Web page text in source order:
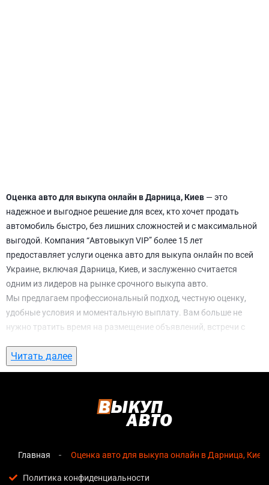
Оценка авто для выкупа онлайн в Дарница, Киев — это
надежное и выгодное решение для всех, кто хочет продать
автомобиль быстро, без лишних сложностей и с максимальной
выгодой. Компания “Автовыкуп VIP” более 15 лет
предоставляет услуги оценка авто для выкупа онлайн по всей
Украине, включая Дарница, Киев, и заслуженно считается
одним из лидеров на рынке срочного выкупа авто.
Мы предлагаем профессиональный подход, честную оценку,
удобные условия и моментальную выплату. Вам больше не
нужно тратить время на размещение объявлений, встречи с
ожидание. С нами вы можете
Дарница, Киеввсего за 1 день.
авто для выкупа онлайн в Дарница, Киев
озвучивается сразу после обращения, без скрытых
Прозрачные условия— все этапы сделки полностью
Читать далее
Главная Оценка авто для выкупа онлайн в Дарница, Киев
Политика конфиденциальности